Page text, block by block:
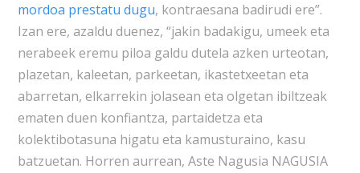
mordoa prestatu dugu, kontraesana badirudi ere”.
Izan ere, azaldu duenez, “jakin badakigu, umeek eta
nerabeek eremu piloa galdu dutela azken urteotan,
plazetan, kaleetan, parkeetan, ikastetxeetan eta
abarretan, elkarrekin jolasean eta olgetan ibiltzeak
ematen duen konfiantza, partaidetza eta
kolektibotasuna higatu eta kamusturaino, kasu
batzuetan. Horren aurrean, Aste Nagusia NAGUSIA